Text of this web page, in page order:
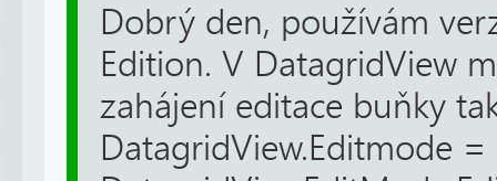
Dobrý den, používám
Edition. V DatagridView
zahájení editace buňky
DatagridView.Editmode =